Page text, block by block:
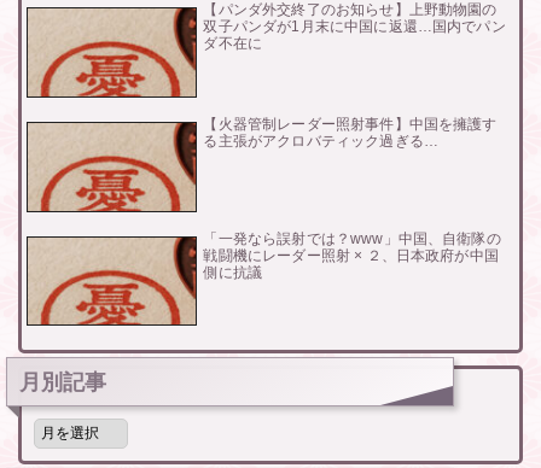
【パンダ外交終了のお知らせ】上野動物園の
双子パンダが1月末に中国に返還…国内でパン
ダ不在に
【火器管制レーダー照射事件】中国を擁護す
る主張がアクロバティック過ぎる…
「一発なら誤射では？www」中国、自衛隊の
戦闘機にレーダー照射 × ２、日本政府が中国
側に抗議
月別記事
月
記